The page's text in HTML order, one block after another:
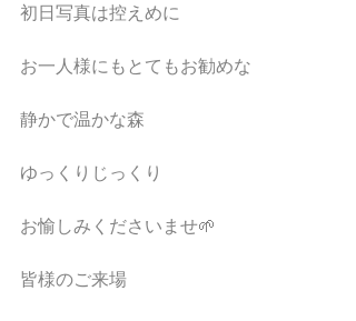
初日写真は控えめに
お一人様にもとてもお勧めな
静かで温かな森
ゆっくりじっくり
お愉しみくださいませ🌱
皆様のご来場